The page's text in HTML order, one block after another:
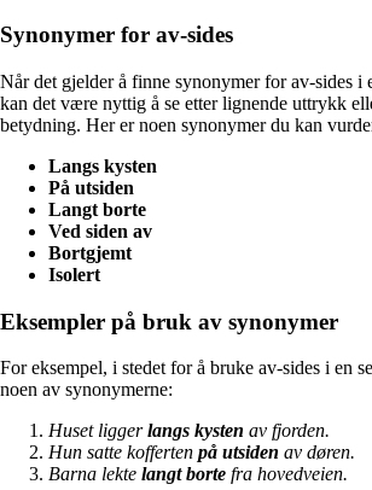
Synonymer for av-sides
Når det gjelder å finne synonymer for av-sides i
kan det være nyttig å se etter lignende uttrykk
betydning. Her er noen synonymer du kan
Langs kysten
På utsiden
Langt borte
Ved siden av
Bortgjemt
Isolert
Eksempler på bruk av synonymer
For eksempel, i stedet for å bruke av-sides i en
noen av synonymerne:
Huset liggerlangs kysten av fjorden.
Hun satte kofferten på utsiden av døren.
Barna lekte langt borte fra hovedveien.